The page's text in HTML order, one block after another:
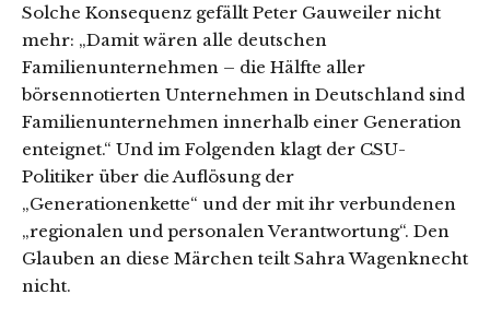
Solche Konsequenz gefällt Peter Gauweiler nicht
mehr: „Damit wären alle deutschen
Familienunternehmen – die Hälfte aller
börsennotierten Unternehmen in Deutschland sind
Familienunternehmen innerhalb einer Generation
enteignet.“ Und im Folgenden klagt der CSU-
Politiker über die Auflösung der
„Generationenkette“ und der mit ihr verbundenen
„regionalen und personalen Verantwortung“. Den
Glauben an diese Märchen teilt Sahra Wagenknecht
nicht.